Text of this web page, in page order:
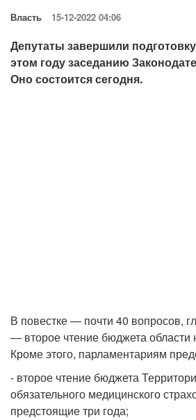
Власть 15-12-2022 04:06
Депутаты завершили
этом году заседанию
Оно состоится сегодня.
В повестке — почти 40 вопросов,
— второе чтение бюджета области
Кроме этого, парламентариям
- второе чтение бюджета
обязательного медицинского
предстоящие три года;